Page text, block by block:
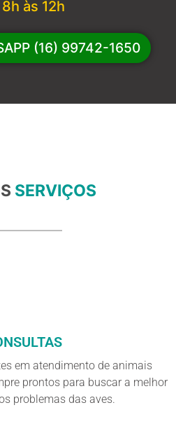
às 12h
(16) 99742-1650
SERVIÇOS
em atendimento de animais
prontos para buscar a melhor
problemas das aves.